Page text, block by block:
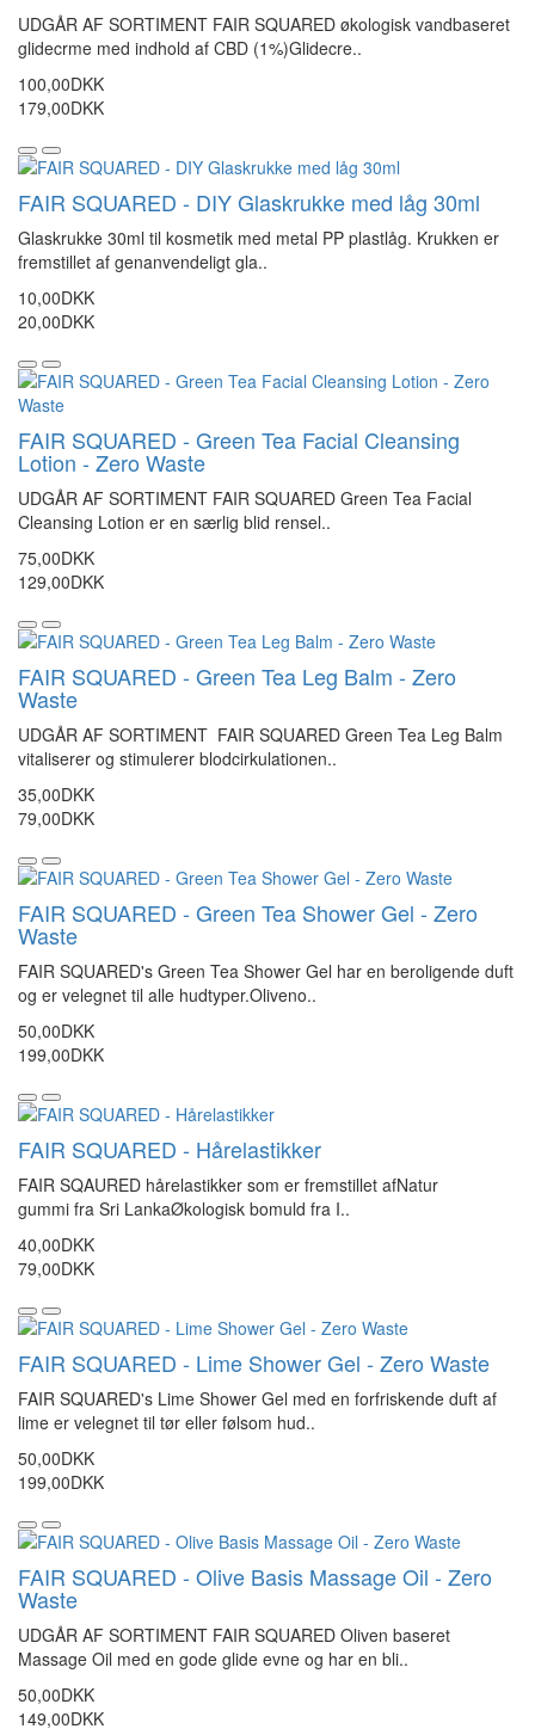
UDGÅR AF SORTIMENT FAIR SQUARED økologisk vandbaseret
glidecrme med indhold af CBD (1%)Glidecre..
100,00DKK
179,00DKK
FAIR SQUARED - DIY Glaskrukke med låg 30ml
Glaskrukke 30ml til kosmetik med metal PP plastlåg. Krukken er
fremstillet af genanvendeligt gla..
10,00DKK
20,00DKK
FAIR SQUARED - Green Tea Facial Cleansing
Lotion - Zero Waste
UDGÅR AF SORTIMENT FAIR SQUARED Green Tea Facial
Cleansing Lotion er en særlig blid rensel..
75,00DKK
129,00DKK
FAIR SQUARED - Green Tea Leg Balm - Zero
Waste
UDGÅR AF SORTIMENT FAIR SQUARED Green Tea Leg Balm
vitaliserer og stimulerer blodcirkulationen..
35,00DKK
79,00DKK
FAIR SQUARED - Green Tea Shower Gel - Zero
Waste
FAIR SQUARED's Green Tea Shower Gel har en beroligende duft
og er velegnet til alle hudtyper.Oliveno..
50,00DKK
199,00DKK
FAIR SQUARED - Hårelastikker
FAIR SQAURED hårelastikker som er fremstillet afNatur
gummi fra Sri LankaØkologisk bomuld fra I..
40,00DKK
79,00DKK
FAIR SQUARED - Lime Shower Gel - Zero Waste
FAIR SQUARED's Lime Shower Gel med en forfriskende duft af
lime er velegnet til tør eller følsom hud..
50,00DKK
199,00DKK
FAIR SQUARED - Olive Basis Massage Oil - Zero
Waste
UDGÅR AF SORTIMENT FAIR SQUARED Oliven baseret
Massage Oil med en gode glide evne og har en bli..
50,00DKK
149,00DKK